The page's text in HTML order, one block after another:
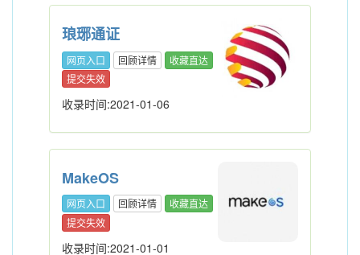
琅琊通证
网页入口 回顾详情
收藏直达
提交失效
收录时间:2021-01-06
MakeOS
网页入口 回顾详情
收藏直达
提交失效
收录时间:2021-01-01